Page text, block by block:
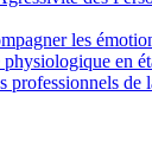
les
en
professionnels de